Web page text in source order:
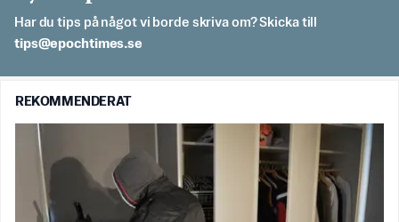
Har du tips på något vi borde skriva om? Skicka till
es.semithcope@spit
REKOMMENDERAT